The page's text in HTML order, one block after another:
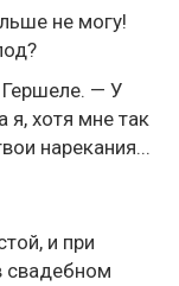
не могу!
— У
я, хотя мне так
нарекания...
и при
свадебном